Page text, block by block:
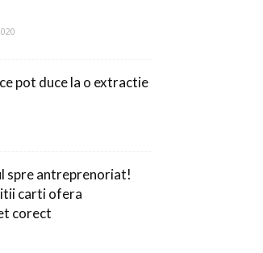
pot duce la o extractie
spre antreprenoriat!
carti ofera
corect